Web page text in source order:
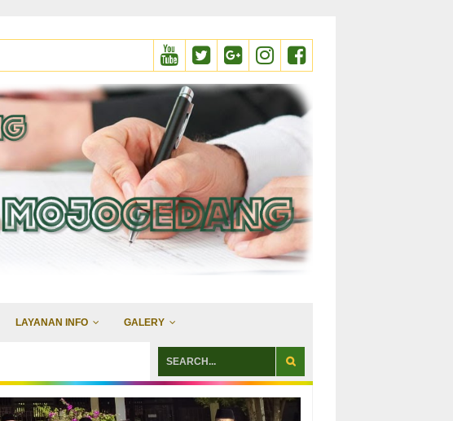
LAYANAN INFO GALERY